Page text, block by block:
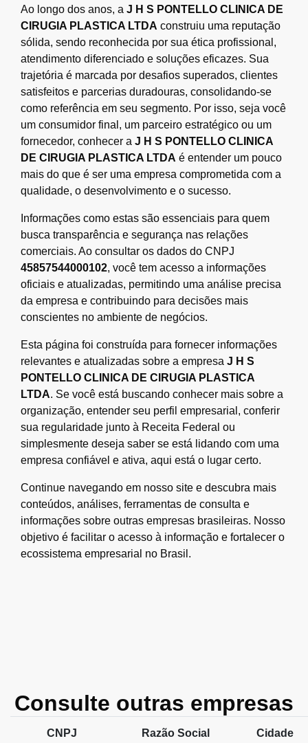
Ao longo dos anos, a J H S PONTELLO CLINICA DE
CIRUGIA PLASTICA LTDA construiu uma reputação
sólida, sendo reconhecida por sua ética profissional,
atendimento diferenciado e soluções eficazes. Sua
trajetória é marcada por desafios superados, clientes
satisfeitos e parcerias duradouras, consolidando-se
como referência em seu segmento. Por isso, seja você
um consumidor final, um parceiro estratégico ou um
fornecedor, conhecer a J H S PONTELLO CLINICA
DE CIRUGIA PLASTICA LTDA é entender um pouco
mais do que é ser uma empresa comprometida com a
qualidade, o desenvolvimento e o sucesso.
Informações como estas são essenciais para quem
busca transparência e segurança nas relações
comerciais. Ao consultar os dados do CNPJ
45857544000102, você tem acesso a informações
oficiais e atualizadas, permitindo uma análise precisa
da empresa e contribuindo para decisões mais
conscientes no ambiente de negócios.
Esta página foi construída para fornecer informações
relevantes e atualizadas sobre a empresa J H S
PONTELLO CLINICA DE CIRUGIA PLASTICA
LTDA. Se você está buscando conhecer mais sobre a
organização, entender seu perfil empresarial, conferir
sua regularidade junto à Receita Federal ou
simplesmente deseja saber se está lidando com uma
empresa confiável e ativa, aqui está o lugar certo.
Continue navegando em nosso site e descubra mais
conteúdos, análises, ferramentas de consulta e
informações sobre outras empresas brasileiras. Nosso
objetivo é facilitar o acesso à informação e fortalecer o
ecossistema empresarial no Brasil.
Consulte outras empresas
CNPJ Razão Social Cidade